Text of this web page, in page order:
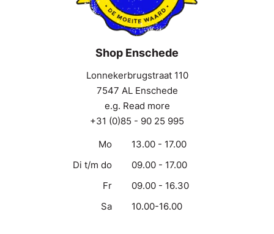
Shop Enschede
Lonnekerbrugstraat 110
7547 AL Enschede
e.g. Read more
+31 (0)85 - 90 25 995
Mo
13.00 - 17.00
Di t/m do
09.00 - 17.00
Fr
09.00 - 16.30
Sa
10.00-16.00